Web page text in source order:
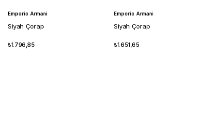
Emporio Armani
Siyah Çorap
₺1.796,85
Emporio Armani
Siyah Çorap
₺1.651,65